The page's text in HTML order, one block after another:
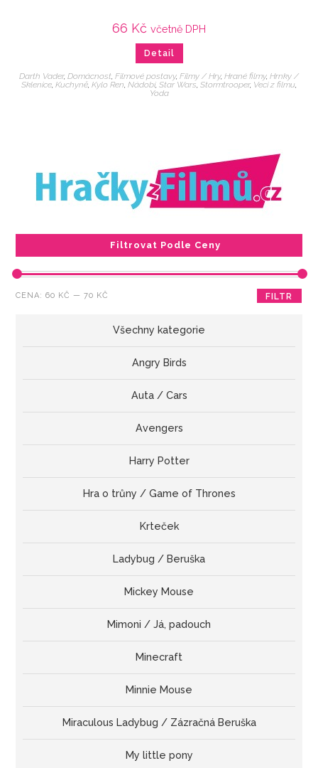
66 Kč včetně DPH
Detail
Darth Vader, Domácnost, Filmové postavy, Filmy / Hry, Hrané filmy, Hrnky /
Sklenice, Kuchyně, Kylo Ren, Nádobí, Star Wars, Stormtrooper, Veci z filmu,
Yoda
Filtrovat Podle Ceny
Minimální
Maximální
FILTR
CENA:60 KČ —70 KČ
Všechny kategorie
Angry Birds
Auta / Cars
Avengers
Harry Potter
Hra o trůny / Game of Thrones
Krteček
Ladybug / Beruška
Mickey Mouse
Mimoni / Já, padouch
Minecraft
Minnie Mouse
Miraculous Ladybug / Zázračná Beruška
My little pony